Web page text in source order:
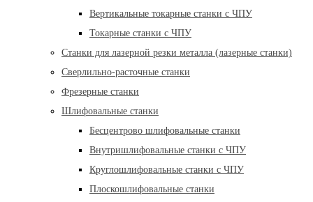
Вертикальные токарные станки с ЧПУ
Токарные станки с ЧПУ
Станки для лазерной резки металла (лазерные станки)
Сверлильно-расточные станки
Фрезерные станки
Шлифовальные станки
Бесцентрово шлифовальные станки
Внутришлифовальные станки с ЧПУ
Круглошлифовальные станки с ЧПУ
Плоскошлифовальные станки